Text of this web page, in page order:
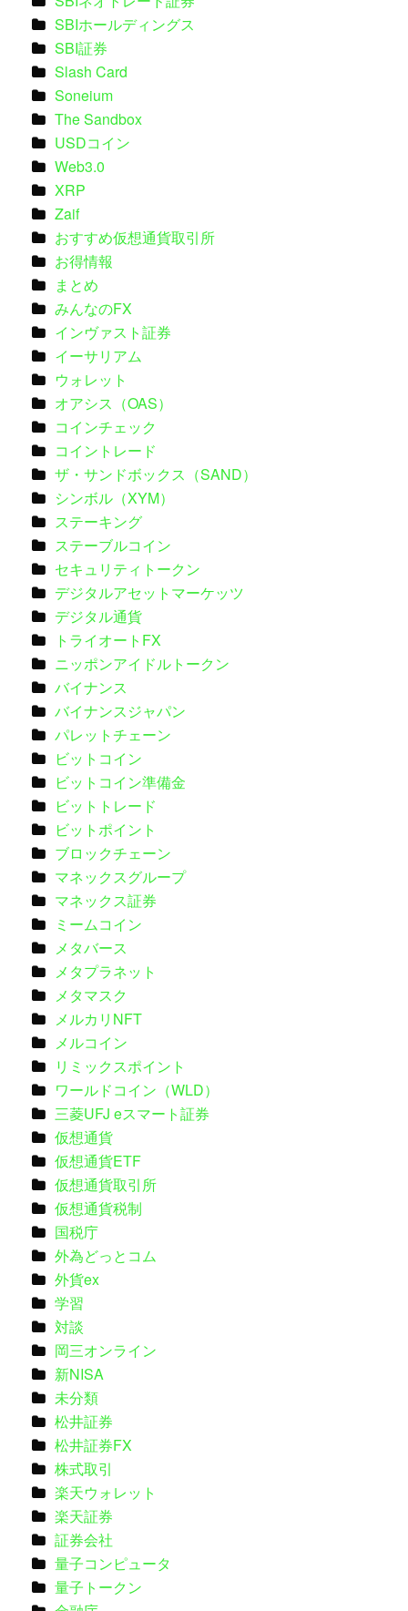
SBIホールディングス
SBI証券
Slash Card
Soneium
The Sandbox
USDコイン
Web3.0
XRP
Zaif
おすすめ仮想通貨取引所
お得情報
まとめ
みんなのFX
インヴァスト証券
イーサリアム
ウォレット
オアシス（OAS）
コインチェック
コイントレード
ザ・サンドボックス（SAND）
シンボル（XYM）
ステーキング
ステーブルコイン
セキュリティトークン
デジタルアセットマーケッツ
デジタル通貨
トライオートFX
ニッポンアイドルトークン
バイナンス
バイナンスジャパン
パレットチェーン
ビットコイン
ビットコイン準備金
ビットトレード
ビットポイント
ブロックチェーン
マネックスグループ
マネックス証券
ミームコイン
メタバース
メタプラネット
メタマスク
メルカリNFT
メルコイン
リミックスポイント
ワールドコイン（WLD）
三菱UFJ eスマート証券
仮想通貨
仮想通貨ETF
仮想通貨取引所
仮想通貨税制
国税庁
外為どっとコム
外貨ex
学習
対談
岡三オンライン
新NISA
未分類
松井証券
松井証券FX
株式取引
楽天ウォレット
楽天証券
証券会社
量子コンピュータ
量子トークン